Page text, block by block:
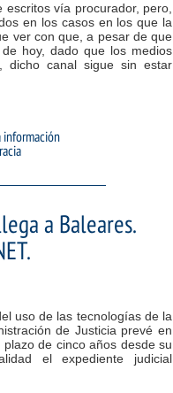
escritos vía procurador, pero,
en los casos en los que la
ver con que, a pesar de que
hoy, dado que los medios
dicho canal sigue sin estar
información
a Baleares.
uso de las tecnologías de la
de Justicia prevé en
de cinco años desde su
el expediente judicial